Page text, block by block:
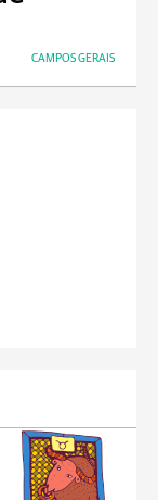
CAMPOS GERAIS